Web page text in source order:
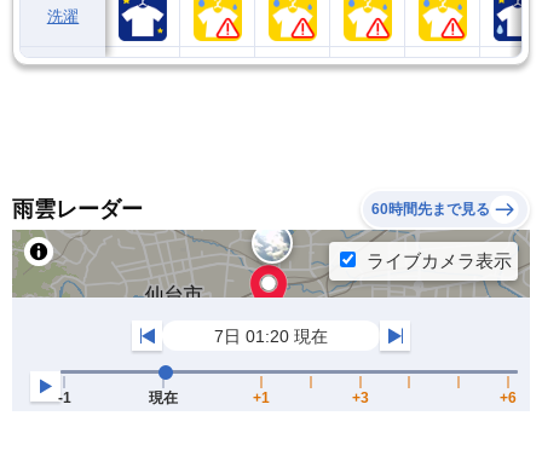
洗濯
雨雲レーダー 60時間先まで見る